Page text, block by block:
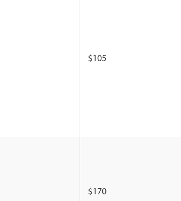
$105
$170